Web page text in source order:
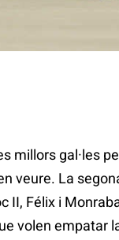
millors gal·les
veure. La
II, Félix i
volen empatar